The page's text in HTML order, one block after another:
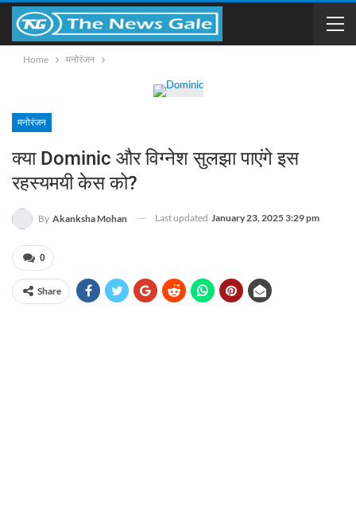
Home मनोरंजन
मनोरंजन
क्या Dominic और विग्नेश सुलझा पाएंगे इस
रहस्यमयी केस को?
By Akanksha Mohan Last updated January 23, 2025 3:29 pm
0
Share